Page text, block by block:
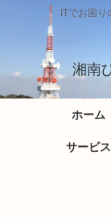
ITでお困
湘南
ホーム
サービス